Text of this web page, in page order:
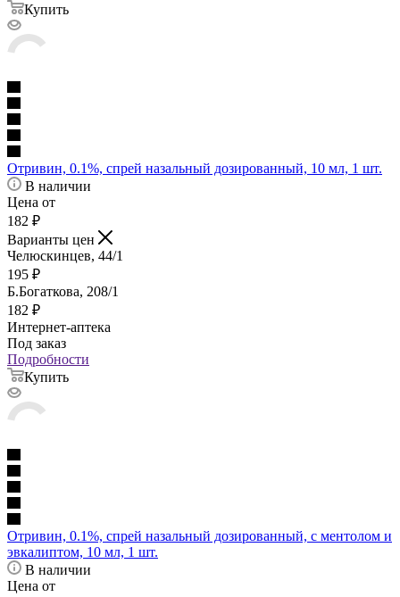
Купить
Отривин, 0.1%, спрей назальный дозированный, 10 мл, 1 шт.
В наличии
Цена от
182 ₽
Варианты цен
Челюскинцев, 44/1
195 ₽
Б.Богаткова, 208/1
182 ₽
Интернет-аптека
Под заказ
Подробности
Купить
Отривин, 0.1%, спрей назальный дозированный, с ментолом и
эвкалиптом, 10 мл, 1 шт.
В наличии
Цена от